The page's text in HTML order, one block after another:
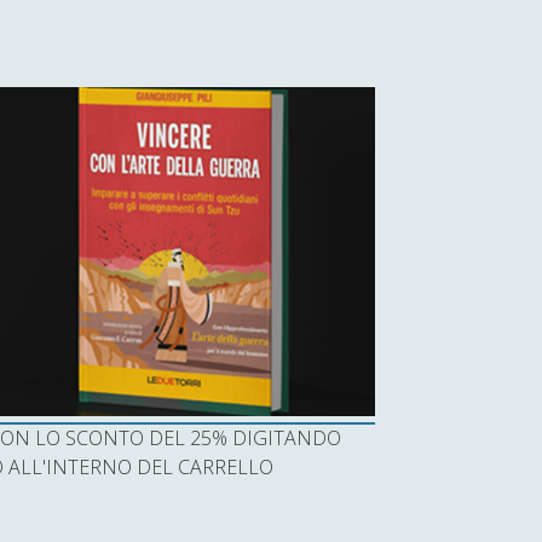
LO SCONTO DEL 25% DIGITANDO
DEL CARRELLO